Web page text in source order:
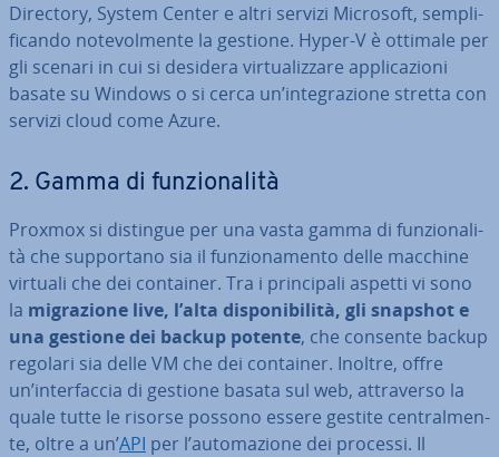
Directory, System Center e altri servizi Microsoft, sem­pli­
fi­can­do no­te­vol­men­te la gestione. Hyper-V è ottimale per
gli scenari in cui si desidera vir­tua­liz­za­re ap­pli­ca­zio­ni
basate su Windows o si cerca un’in­te­gra­zio­ne stretta con
servizi cloud come Azure.
2. Gamma di fun­zio­na­li­tà
Proxmox si distingue per una vasta gamma di fun­zio­na­li­
tà che sup­por­ta­no sia il fun­zio­na­men­to delle macchine
virtuali che dei container. Tra i prin­ci­pa­li aspetti vi sono
la mi­gra­zio­ne live, l’alta di­spo­ni­bi­li­tà, gli snapshot e
una gestione dei backup potente, che consente backup
regolari sia delle VM che dei container. Inoltre, offre
un’in­ter­fac­cia di gestione basata sul web, at­tra­ver­so la
quale tutte le risorse possono essere gestite cen­tral­men­
te, oltre a un’API per l’au­to­ma­zio­ne dei processi. Il